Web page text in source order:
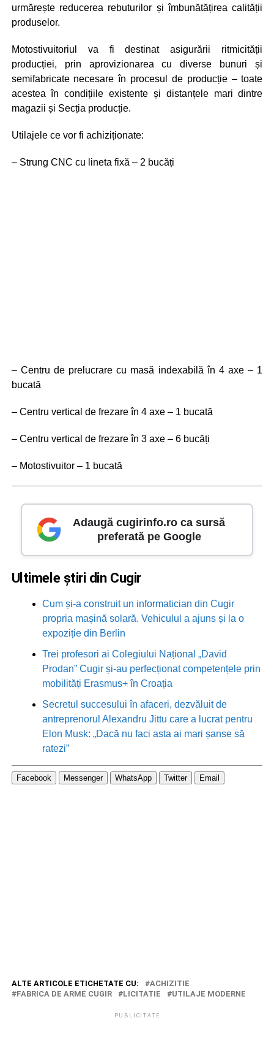
urmărește reducerea rebuturilor și îmbunătățirea calității
produselor.
Motostivuitoriul va fi destinat asigurării ritmicității
producției, prin aprovizionarea cu diverse bunuri și
semifabricate necesare în procesul de producție – toate
acestea în condițiile existente și distanțele mari dintre
magazii și Secția producție.
Utilajele ce vor fi achiziționate:
– Strung CNC cu lineta fixă – 2 bucăți
– Centru de prelucrare cu masă indexabilă în 4 axe – 1
bucată
– Centru vertical de frezare în 4 axe – 1 bucată
– Centru vertical de frezare în 3 axe – 6 bucăți
– Motostivuitor – 1 bucată
Adaugă cugirinfo.ro ca sursă
preferată pe Google
Ultimele știri din Cugir
Cum și-a construit un informatician din Cugir
propria mașină solară. Vehiculul a ajuns și la o
expoziție din Berlin
Trei profesori ai Colegiului Național „David
Prodan” Cugir și-au perfecționat competențele prin
mobilități Erasmus+ în Croația
Secretul succesului în afaceri, dezvăluit de
antreprenorul Alexandru Jittu care a lucrat pentru
Elon Musk: „Dacă nu faci asta ai mari șanse să
ratezi”
Facebook Messenger WhatsApp Twitter Email
ALTE ARTICOLE ETICHETATE CU:
ACHIZITIE
FABRICA DE ARME CUGIR
LICITATIE UTILAJE MODERNE
PUBLICITATE